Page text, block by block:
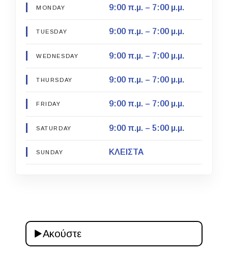
MONDAY 9:00 π.μ. – 7:00 μ.μ.
TUESDAY 9:00 π.μ. – 7:00 μ.μ.
WEDNESDAY 9:00 π.μ. – 7:00 μ.μ.
THURSDAY 9:00 π.μ. – 7:00 μ.μ.
FRIDAY 9:00 π.μ. – 7:00 μ.μ.
SATURDAY 9:00 π.μ. – 5:00 μ.μ.
SUNDAY ΚΛΕΙΣΤΑ
Ακούστε